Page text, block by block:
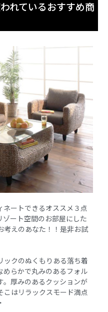
れているおすすめ商
ネートできるオススメ３点
ート空間のお部屋にした
考えのあなた！！是非お試
ックのぬくもりある落ち着
めらかで丸みのあるフォル
。厚みのあるクッションが
こはリラックスモード満点